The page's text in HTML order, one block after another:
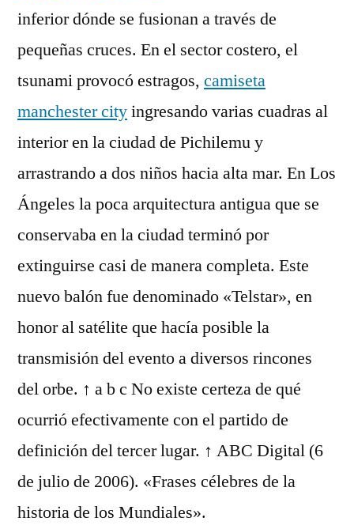
inferior dónde se fusionan a través de
pequeñas cruces. En el sector costero, el
tsunami provocó estragos, camiseta
manchester cityingresando varias cuadras al
interior en la ciudad de Pichilemu y
arrastrando a dos niños hacia alta mar. En Los
Ángeles la poca arquitectura antigua que se
conservaba en la ciudad terminó por
extinguirse casi de manera completa. Este
nuevo balón fue denominado «Telstar», en
honor al satélite que hacía posible la
transmisión del evento a diversos rincones
del orbe. ↑ a b c No existe certeza de qué
ocurrió efectivamente con el partido de
definición del tercer lugar. ↑ ABC Digital (6
de julio de 2006). «Frases célebres de la
historia de los Mundiales».